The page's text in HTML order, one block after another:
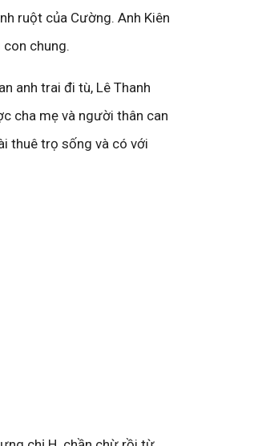
ruột của Cường. Anh Kiên
chung.
anh trai đi tù, Lê Thanh
cha mẹ và người thân can
thuê trọ sống và có với